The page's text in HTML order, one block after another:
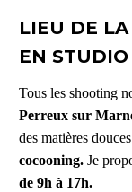
LIEU DE
EN STUDIO
Tous les shooting
Perreux sur
des matières
cocooning. Je
de 9h à 17h.